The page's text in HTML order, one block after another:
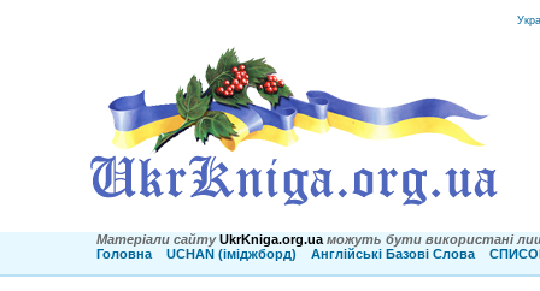
Матеріали сайту UkrKniga.org.ua можуть бути використані
Головна
UCHAN (іміджборд) Англійські Базові Слова